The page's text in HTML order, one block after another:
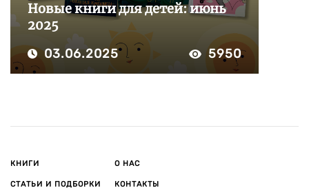
Новые книги для детей: июнь
2025
03.06.2025 5950
КНИГИ
СТАТЬИ И ПОДБОРКИ
О НАС
КОНТАКТЫ